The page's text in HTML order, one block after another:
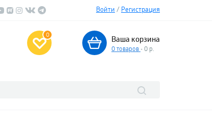
Войти / Регистрация
0 Ваша корзина
0товаров - 0 р.